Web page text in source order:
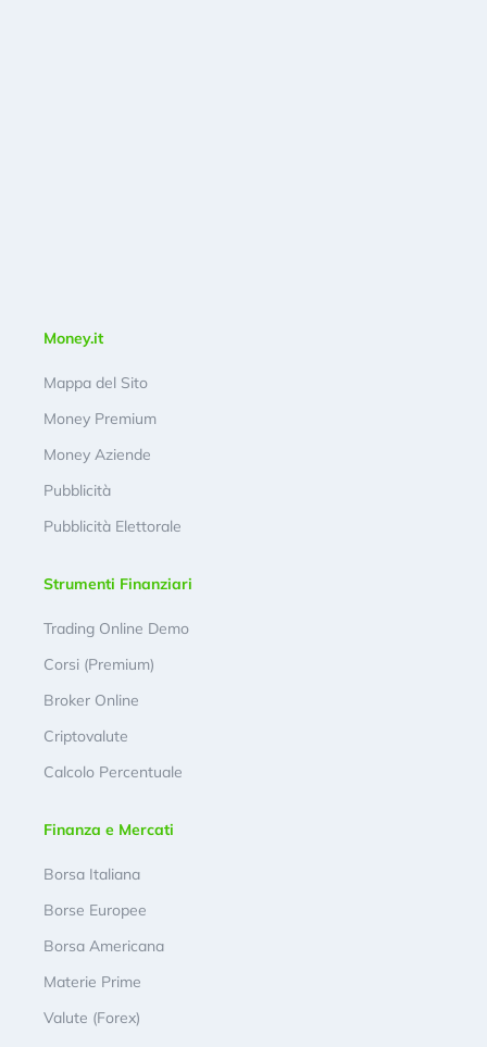
Money.it
Mappa del Sito
Money Premium
Money Aziende
Pubblicità
Pubblicità Elettorale
Strumenti Finanziari
Trading Online Demo
Corsi (Premium)
Broker Online
Criptovalute
Calcolo Percentuale
Finanza e Mercati
Borsa Italiana
Borse Europee
Borsa Americana
Materie Prime
Valute (Forex)